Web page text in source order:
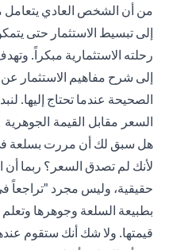
من أن الشخص العادي يتعامل
إلى تبسيط الاستثمار حتى
رحلته الاستثمارية مبكراً.
إلى شرح مفاهيم الاستثمار
الصحيحة عندما تحتاج إليها.
السعر مقابل القيمة الجوهرية
هل سبق لك أن مررت بسلعة
لأنك لم تصدق السعر؟ ربما
حقيقية، وليس مجرد "تراجعاً
بطبيعة السلعة وجوهرها
قيمتها. ولا شك أنك ستقوم